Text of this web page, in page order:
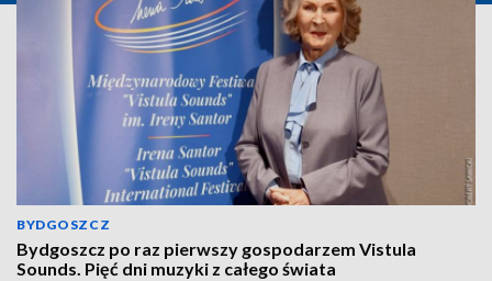
BYDGOSZCZ
Bydgoszcz po raz pierwszy gospodarzem Vistula
Sounds. Pięć dni muzyki z całego świata